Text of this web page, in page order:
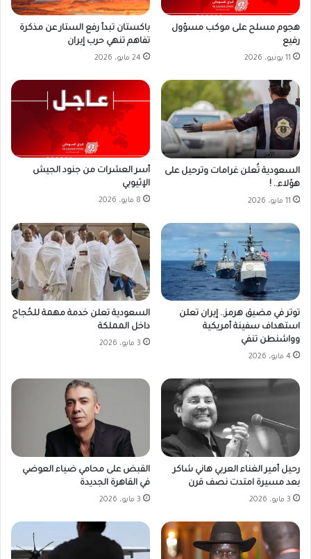
هجوم مسلح على موكب مسؤول
رفيع
11 يونيو، 2026
باكستان تبدأ رفع الستار عن مذكرة
تفاهم تنهي حرب إيران
24 مايو، 2026
السعودية تُعلن غرامات وترحيل على
هؤلاء.. !
11 مايو، 2026
أسر العشرات من جنود الجيش
الإثيوبي
8 مايو، 2026
توتر في مضيق هرمز.. إيران تعلن
استهداف سفينة أمريكية
وواشنطن تنفي
4 مايو، 2026
السعودية تعلن خدمة مهمة للحُجاج
داخل المملكة
3 مايو، 2026
رحيل أمير الغناء العربي هاني شاكر
بعد مسيرة امتدت نصف قرن
3 مايو، 2026
القبض على محامي ضياء العوضي
في القاهرة الجديدة
3 مايو، 2026